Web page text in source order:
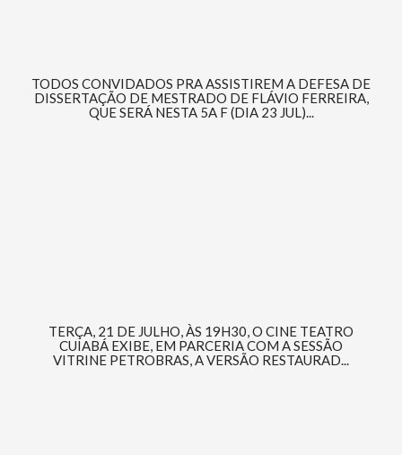
TODOS CONVIDADOS PRA ASSISTIREM A DEFESA DE
DISSERTAÇÃO DE MESTRADO DE FLÁVIO FERREIRA,
QUE SERÁ NESTA 5A F (DIA 23 JUL)...
TERÇA, 21 DE JULHO, ÀS 19H30, O CINE TEATRO
CUIABÁ EXIBE, EM PARCERIA COM A SESSÃO
VITRINE PETROBRAS, A VERSÃO RESTAURAD...